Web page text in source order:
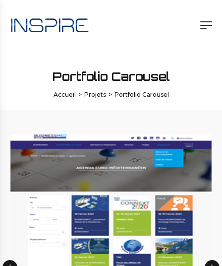
Portfolio Carousel
Accueil > Projets > Portfolio Carousel